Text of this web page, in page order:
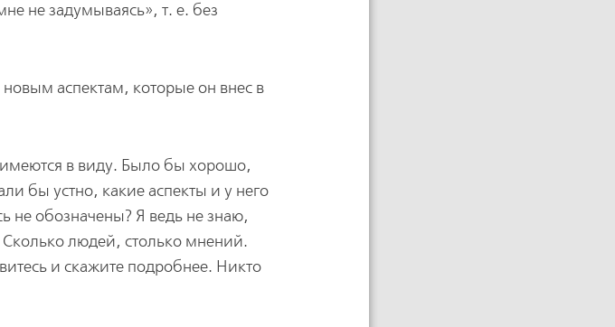
не задумываясь», т. е. без
аспектам, которые он внес в
в виду. Было бы хорошо,
бы устно, какие аспекты и у него
не обозначены? Я ведь не знаю,
людей, столько мнений.
и скажите подробнее. Никто